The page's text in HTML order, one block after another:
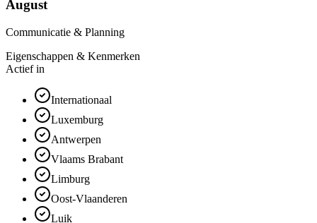
August
Communicatie & Planning
Eigenschappen & Kenmerken
Actief in
Internationaal
Luxemburg
Antwerpen
Vlaams Brabant
Limburg
Oost-Vlaanderen
Luik